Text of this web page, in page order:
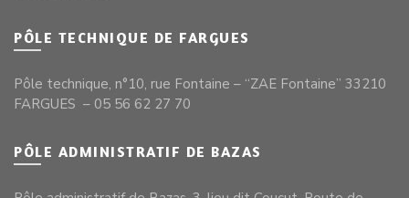
PÔLE TECHNIQUE DE FARGUES
Pôle technique, n°10, rue Fontaine – “ZAE Fontaine” 33210
FARGUES – 05 56 62 27 70
PÔLE ADMINISTRATIF DE BAZAS